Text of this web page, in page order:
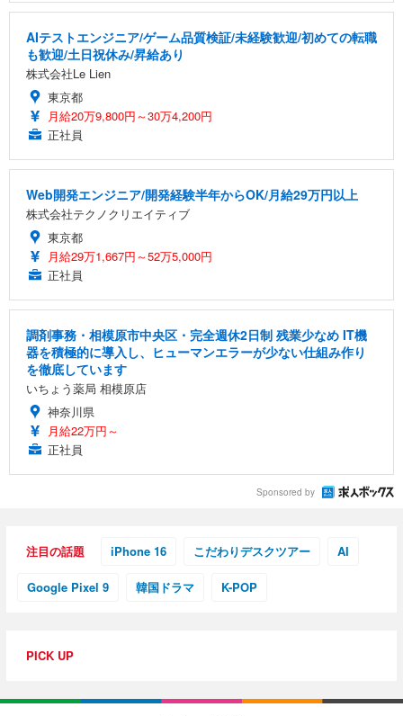
AIテストエンジニア/ゲーム品質検証/未経験歓迎/初めての転職
も歓迎/土日祝休み/昇給あり
株式会社Le Lien
東京都
月給20万9,800円～30万4,200円
正社員
Web開発エンジニア/開発経験半年からOK/月給29万円以上
株式会社テクノクリエイティブ
東京都
月給29万1,667円～52万5,000円
正社員
調剤事務・相模原市中央区・完全週休2日制 残業少なめ IT機
器を積極的に導入し、ヒューマンエラーが少ない仕組み作り
を徹底しています
いちょう薬局 相模原店
神奈川県
月給22万円～
正社員
Sponsored by
注目の話題 iPhone 16 こだわりデスクツアー AI
Google Pixel 9 韓国ドラマ K-POP
PICK UP